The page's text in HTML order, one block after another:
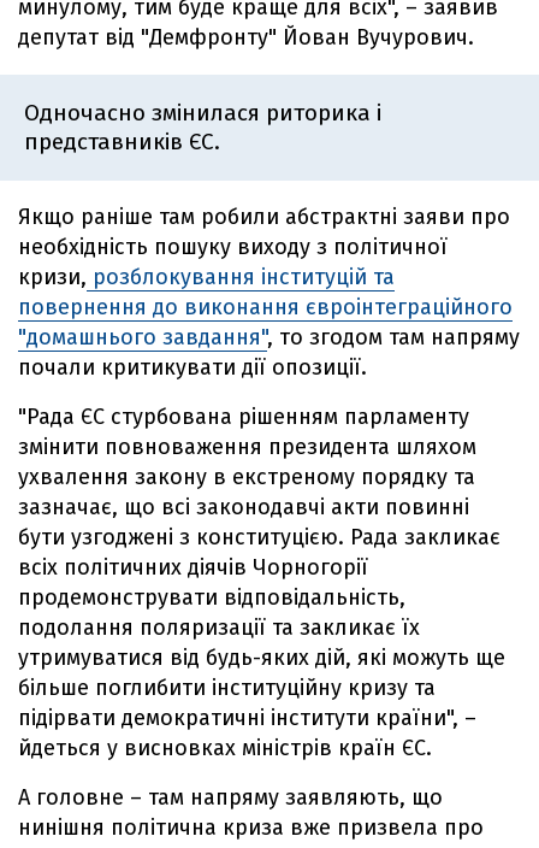
минулому, тим буде краще для всіх", – заявив
депутат від "Демфронту" Йован Вучурович.
Одночасно змінилася риторика і
представників ЄС.
Якщо раніше там робили абстрактні заяви про
необхідність пошуку виходу з політичної
кризи, розблокування інституцій та
повернення до виконання євроінтеграційного
"домашнього завдання", то згодом там напряму
почали критикувати дії опозиції.
"Рада ЄС стурбована рішенням парламенту
змінити повноваження президента шляхом
ухвалення закону в екстреному порядку та
зазначає, що всі законодавчі акти повинні
бути узгоджені з конституцією. Рада закликає
всіх політичних діячів Чорногорії
продемонструвати відповідальність,
подолання поляризації та закликає їх
утримуватися від будь-яких дій, які можуть ще
більше поглибити інституційну кризу та
підірвати демократичні інститути країни", –
йдеться у висновках міністрів країн ЄС.
А головне – там напряму заявляють, що
нинішня політична криза вже призвела про